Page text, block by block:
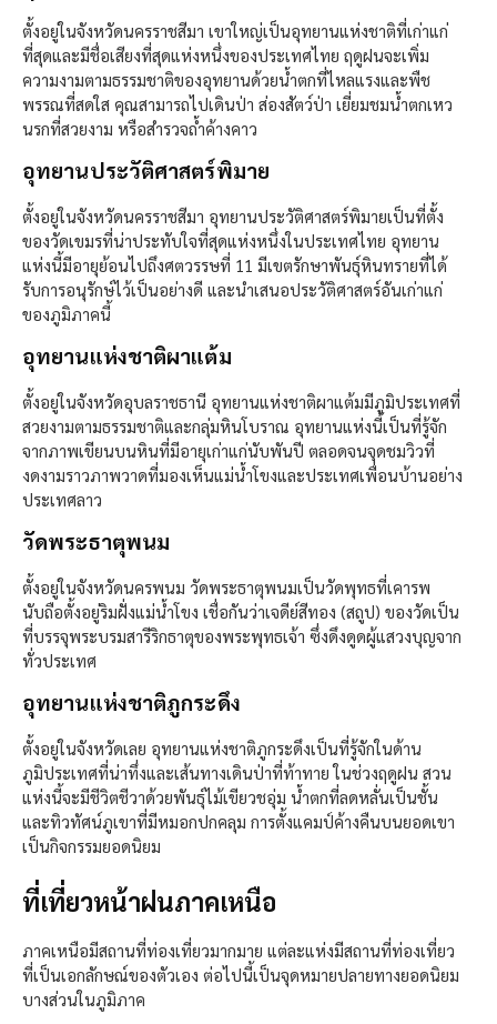
ตั้งอยู่ในจังหวัดนครราชสีมา เขาใหญ่เป็นอุทยานแห่งชาติที่เก่าแก่
ที่สุดและมีชื่อเสียงที่สุดแห่งหนึ่งของประเทศไทย ฤดูฝนจะเพิ่ม
ความงามตามธรรมชาติของอุทยานด้วยน้ำตกที่ไหลแรงและพืช
พรรณที่สดใส คุณสามารถไปเดินป่า ส่องสัตว์ป่า เยี่ยมชมน้ำตกเหว
นรกที่สวยงาม หรือสำรวจถ้ำค้างคาว
อุทยานประวัติศาสตร์พิมาย
ตั้งอยู่ในจังหวัดนครราชสีมา อุทยานประวัติศาสตร์พิมายเป็นที่ตั้ง
ของวัดเขมรที่น่าประทับใจที่สุดแห่งหนึ่งในประเทศไทย อุทยาน
แห่งนี้มีอายุย้อนไปถึงศตวรรษที่ 11 มีเขตรักษาพันธุ์หินทรายที่ได้
รับการอนุรักษ์ไว้เป็นอย่างดี และนำเสนอประวัติศาสตร์อันเก่าแก่
ของภูมิภาคนี้
อุทยานแห่งชาติผาแต้ม
ตั้งอยู่ในจังหวัดอุบลราชธานี อุทยานแห่งชาติผาแต้มมีภูมิประเทศที่
สวยงามตามธรรมชาติและกลุ่มหินโบราณ อุทยานแห่งนี้เป็นที่รู้จัก
จากภาพเขียนบนหินที่มีอายุเก่าแก่นับพันปี ตลอดจนจุดชมวิวที่
งดงามราวภาพวาดที่มองเห็นแม่น้ำโขงและประเทศเพื่อนบ้านอย่าง
ประเทศลาว
วัดพระธาตุพนม
ตั้งอยู่ในจังหวัดนครพนม วัดพระธาตุพนมเป็นวัดพุทธที่เคารพ
นับถือตั้งอยู่ริมฝั่งแม่น้ำโขง เชื่อกันว่าเจดีย์สีทอง (สถูป) ของวัดเป็น
ที่บรรจุพระบรมสารีริกธาตุของพระพุทธเจ้า ซึ่งดึงดูดผู้แสวงบุญจาก
ทั่วประเทศ
อุทยานแห่งชาติภูกระดึง
ตั้งอยู่ในจังหวัดเลย อุทยานแห่งชาติภูกระดึงเป็นที่รู้จักในด้าน
ภูมิประเทศที่น่าทึ่งและเส้นทางเดินป่าที่ท้าทาย ในช่วงฤดูฝน สวน
แห่งนี้จะมีชีวิตชีวาด้วยพันธุ์ไม้เขียวชอุ่ม น้ำตกที่ลดหลั่นเป็นชั้น
และทิวทัศน์ภูเขาที่มีหมอกปกคลุม การตั้งแคมป์ค้างคืนบนยอดเขา
เป็นกิจกรรมยอดนิยม
ที่เที่ยวหน้าฝนภาคเหนือ
ภาคเหนือมีสถานที่ท่องเที่ยวมากมาย แต่ละแห่งมีสถานที่ท่องเที่ยว
ที่เป็นเอกลักษณ์ของตัวเอง ต่อไปนี้เป็นจุดหมายปลายทางยอดนิยม
บางส่วนในภูมิภาค